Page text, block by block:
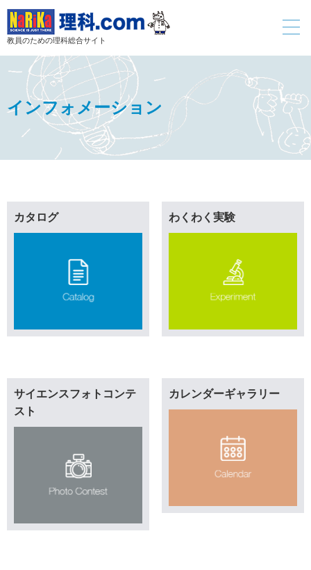
教員のための理科総合サイト
toggle
インフォメーション
カタログ わくわく実験
サイエンスフォトコンテ
スト
カレンダーギャラリー